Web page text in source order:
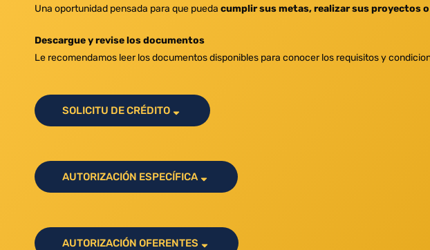
Una oportunidad pensada para que pueda cumplir sus metas, realizar sus proyectos
Descargue y revise los documentos
Le recomendamos leer los documentos disponibles para conocer los requisitos y
SOLICITU DE CRÉDITO
AUTORIZACIÓN ESPECÍFICA
AUTORIZACIÓN OFERENTES